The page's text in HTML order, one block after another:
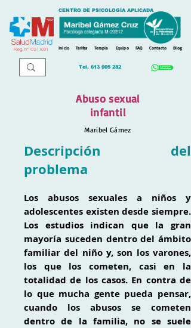
Reg. nº CS11031
CENTRO DE PSICOLOGÍA APLICADA
Inicio Tarifas Terapia Equipo FAQ Contacto Blog
Tel. 613 005 282
Abuso sexual
infantil
Maribel Gámez
Descripción del
problema
Los abusos sexuales a niños y
adolescentes existen desde siempre.
Los estudios indican que la gran
mayoría suceden dentro del ámbito
familiar del niño y, son los varones,
los que los cometen, casi en la
totalidad de los casos. En contra de
lo que mucha gente pueda pensar,
cuando los abusos se cometen
dentro de la familia, no se suele